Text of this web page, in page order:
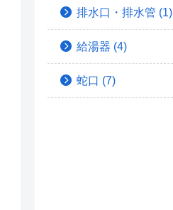
排水口・排水管 (1)
給湯器 (4)
蛇口 (7)